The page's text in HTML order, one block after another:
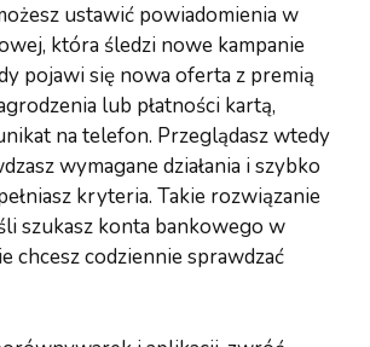
ustawić powiadomienia w
która śledzi nowe kampanie
pojawi się nowa oferta z premią
lub płatności kartą,
na telefon. Przeglądasz wtedy
wymagane działania i szybko
kryteria. Takie rozwiązanie
szukasz konta bankowego w
chcesz codziennie sprawdzać